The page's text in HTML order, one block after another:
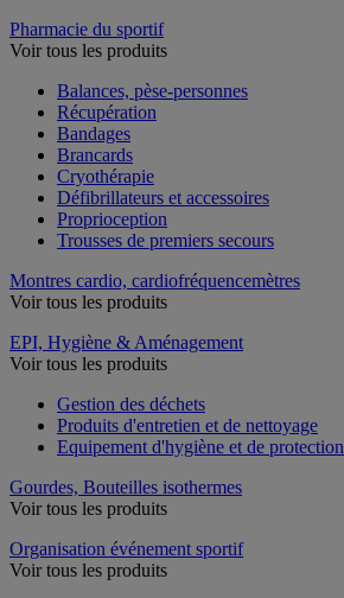
Pharmacie du sportif
Voir tous les produits
Balances, pèse-personnes
Récupération
Bandages
Brancards
Cryothérapie
Défibrillateurs et accessoires
Proprioception
Trousses de premiers secours
Montres cardio, cardiofréquencemètres
Voir tous les produits
EPI, Hygiène & Aménagement
Voir tous les produits
Gestion des déchets
Produits d'entretien et de nettoyage
Equipement d'hygiène et de protection
Gourdes, Bouteilles isothermes
Voir tous les produits
Organisation événement sportif
Voir tous les produits